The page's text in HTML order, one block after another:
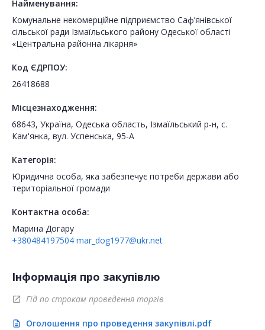
Найменування:
Комунальне некомерційне підприємство Саф’янівської
сільської ради Ізмаїльського району Одеської області
Код ЄДРПОУ:
26418688
Місцезнаходження:
68643, Україна, Одеська область, Ізмаїльський р-н, с.
Кам'янка, вул. Успенська, 95-А
Категорія:
Юридична особа, яка забезпечує потреби держави або
територіальної громади
Контактна особа:
Марина Догару
+380484197504 mar_dog1977@ukr.net
Інформація про закупівлю
open_in_new Гід по строкам проведення торгів
description Оголошення про проведення закупівлі.pdf